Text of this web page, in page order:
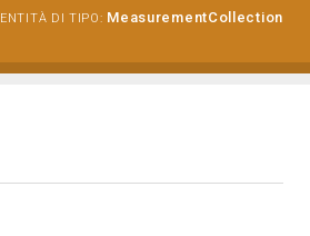
ENTITÀ DI TIPO: MeasurementCollection